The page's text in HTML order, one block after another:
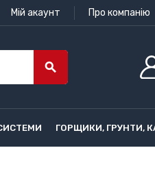
Мій акаунт Про компанію
search
ГОРЩИКИ, ГРУНТИ,